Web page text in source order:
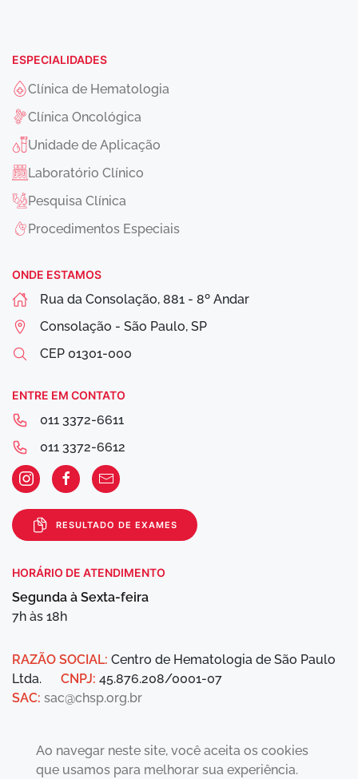
ESPECIALIDADES
Clínica de Hematologia
Clínica Oncológica
Unidade de Aplicação
Laboratório Clínico
Pesquisa Clínica
Procedimentos Especiais
ONDE ESTAMOS
Rua da Consolação, 881 - 8º Andar
Consolação - São Paulo, SP
CEP 01301-000
ENTRE EM CONTATO
011 3372-6611
011 3372-6612
RESULTADO DE EXAMES
HORÁRIO DE ATENDIMENTO
Segunda à Sexta-feira
7h às 18h
RAZÃO SOCIAL: Centro de Hematologia de São Paulo
Ltda. CNPJ: 45.876.208/0001-07
SAC: sac@chsp.org.br
Ao navegar neste site, você aceita os cookies
que usamos para melhorar sua experiência.